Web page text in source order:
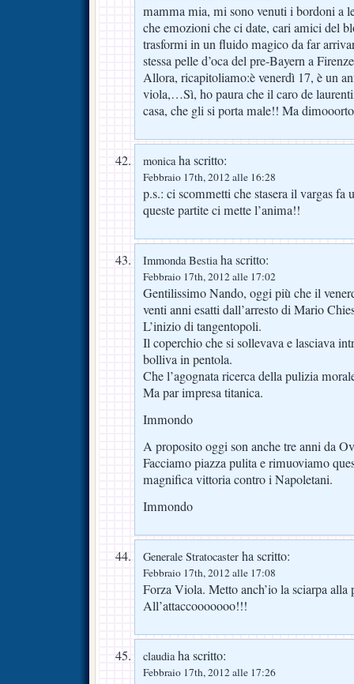
mamma mia, mi sono venuti i bordoni a
che emozioni che ci date, cari amici del
trasformi in un fluido magico da far
stessa pelle d’oca del pre-Bayern a
Allora, ricapitoliamo:è venerdì 17, è un
viola,…Sì, ho paura che il caro de
casa, che gli si porta male!! Ma
monicaha scritto:
Febbraio 17th, 2012 alle 16:28
p.s.: ci scommetti che stasera il vargas fa
queste partite ci mette l’anima!!
Immonda Bestiaha scritto:
Febbraio 17th, 2012 alle 17:02
Gentilissimo Nando, oggi più che il
venti anni esatti dall’arresto di Mario
L’inizio di tangentopoli.
Il coperchio che si sollevava e lasciava
bolliva in pentola.
Che l’agognata ricerca della pulizia
Ma par impresa titanica.
Immondo
A proposito oggi son anche tre anni da
Facciamo piazza pulita e rimuoviamo
magnifica vittoria contro i Napoletani.
Immondo
Generale Stratocaster ha scritto:
Febbraio 17th, 2012 alle 17:08
Forza Viola. Metto anch’io la sciarpa alla
All’attaccooooooo!!!
claudiaha scritto:
Febbraio 17th, 2012 alle 17:26